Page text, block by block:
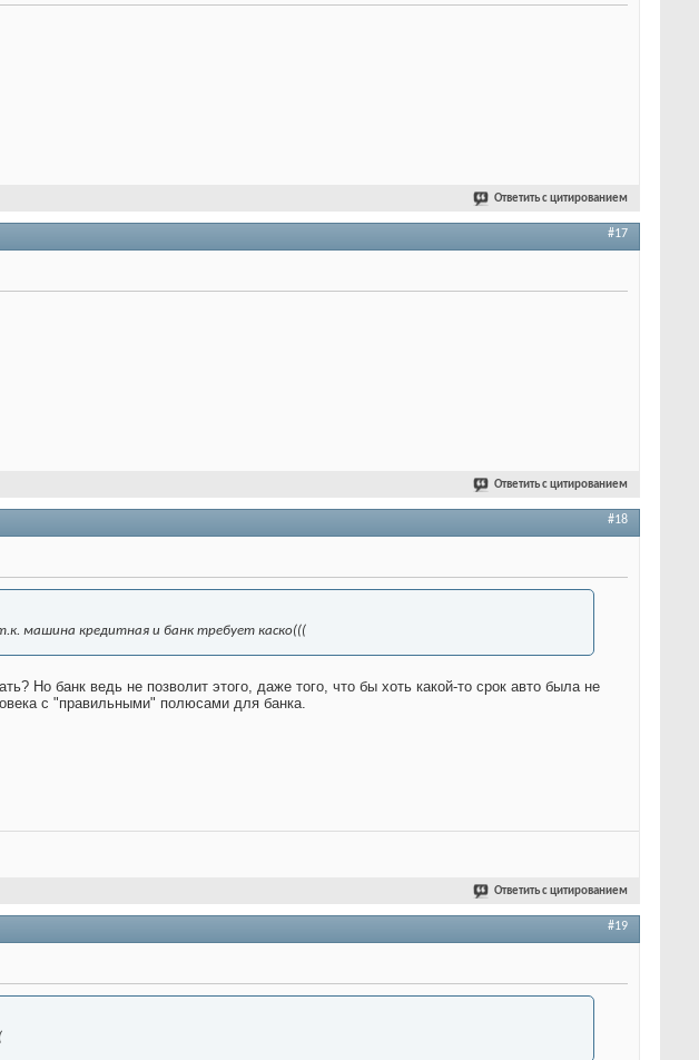
Ответить с цитированием
#17
Ответить с цитированием
#18
машина кредитная и банк требует каско(((
Но банк ведь не позволит этого, даже того, что бы хоть какой-то срок авто была не
с "правильными" полюсами для банка.
Ответить с цитированием
#19